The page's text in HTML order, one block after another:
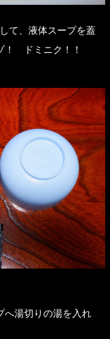
て、液体スープを蓋
！ ドミニク！！
へ湯切りの湯を入れ